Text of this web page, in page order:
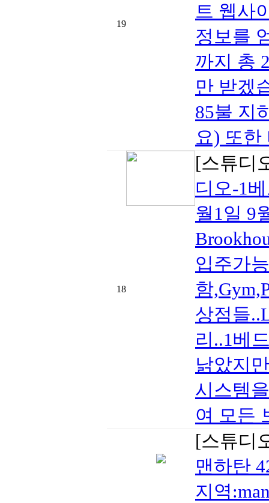
19
트 웹사
정보를
까지 총
만 받겠
85불 지
요) 또한
18
[스튜디
디오-1
월1일 9
입주가
함
상점들
리..1베
낡았지
시스템
여 모든
[스튜디
맨하탄
지역